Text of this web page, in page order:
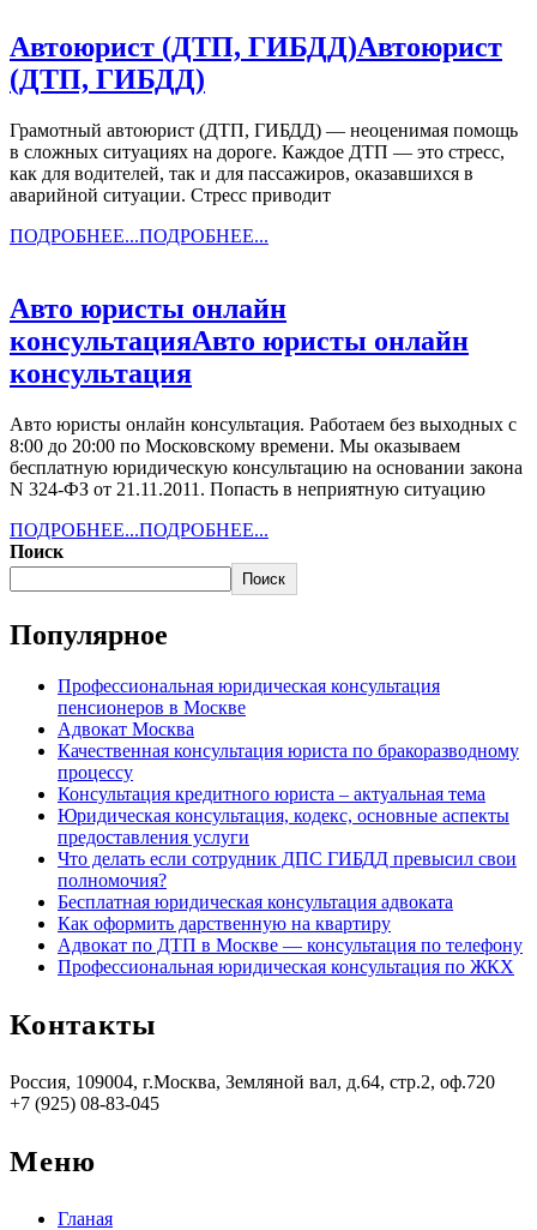
Автоюрист (ДТП, ГИБДД)Автоюрист
(ДТП, ГИБДД)
Грамотный автоюрист (ДТП, ГИБДД) — неоценимая помощь
в сложных ситуациях на дороге. Каждое ДТП — это стресс,
как для водителей, так и для пассажиров, оказавшихся в
аварийной ситуации. Стресс приводит
ПОДРОБНЕЕ...ПОДРОБНЕЕ...
Авто юристы онлайн
консультацияАвто юристы онлайн
консультация
Авто юристы онлайн консультация. Работаем без выходных с
8:00 до 20:00 по Московскому времени. Мы оказываем
бесплатную юридическую консультацию на основании закона
N 324-ФЗ от 21.11.2011. Попасть в неприятную ситуацию
ПОДРОБНЕЕ...ПОДРОБНЕЕ...
Поиск
Поиск
Популярное
Профессиональная юридическая консультация
пенсионеров в Москве
Адвокат Москва
Качественная консультация юриста по бракоразводному
процессу
Консультация кредитного юриста ‒ актуальная тема
Юридическая консультация, кодекс, основные аспекты
предоставления услуги
Что делать если сотрудник ДПС ГИБДД превысил свои
полномочия?
Бесплатная юридическая консультация адвоката
Как оформить дарственную на квартиру
Адвокат по ДТП в Москве — консультация по телефону
Профессиональная юридическая консультация по ЖКХ
Контакты
Россия, 109004, г.Москва, Земляной вал, д.64, стр.2, оф.720
+7 (925) 08-83-045
Меню
Гланая